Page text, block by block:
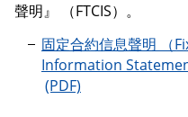
聲明』 （FTCIS）。
固定合約信息聲明 （
Information
固定合約信息聲明